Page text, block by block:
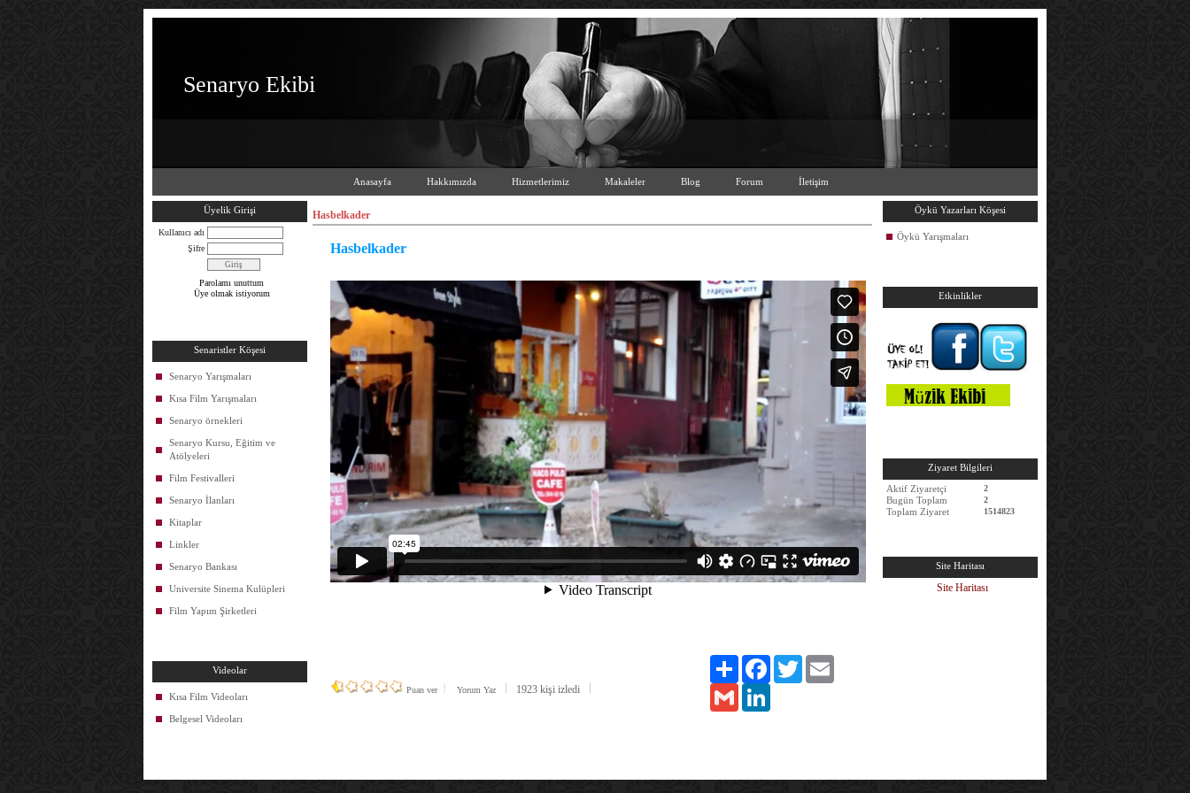
Senaryo Ekibi
Anasayfa Hakkımızda Hizmetlerimiz Makaleler Blog Forum İletişim
Üyelik Girişi
Kullanıcı adı
Şifre
Parolamı unuttum
Üye olmak istiyorum
Senaristler Köşesi
Senaryo Yarışmaları
Kısa Film Yarışmaları
Senaryo örnekleri
Senaryo Kursu, Eğitim ve
Atölyeleri
Film Festivalleri
Senaryo İlanları
Kitaplar
Linkler
Senaryo Bankası
Universite Sinema Kulüpleri
Film Yapım Şirketleri
Videolar
Kısa Film Videoları
Belgesel Videoları
Hasbelkader
Hasbelkader
HASBELKADER fromİzzet Çetinkaya on
Puan ver Yorum Yaz 1923 kişi izledi
Paylaş FacebookTwitter
Gmail
Öykü Yazarları Köşesi
Öykü Yarışmaları
Etkinlikler
Ziyaret Bilgileri
Aktif Ziyaretçi
2
Bugün Toplam 2
Toplam Ziyaret 1514823
Site Haritası
Site Haritası